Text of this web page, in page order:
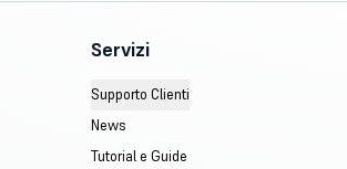
Servizi
Supporto Clienti
News
Tutorial e Guide